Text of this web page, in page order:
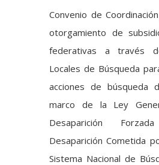
Convenio de
otorgamiento de
federativas a través
Locales de Búsqueda
acciones de búsqueda
marco de la Ley
Desaparición
Desaparición Cometida
Sistema Nacional de